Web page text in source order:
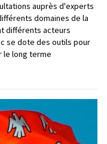
auprès d'experts
domaines de la
différents acteurs
se dote des outils pour
le long terme